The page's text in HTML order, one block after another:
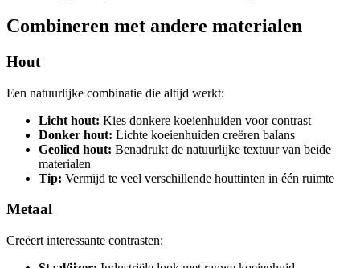
Combineren met andere materialen
Hout
Een natuurlijke combinatie die altijd werkt:
Licht hout: Kies donkere koeienhuiden voor contrast
Donker hout: Lichte koeienhuiden creëren balans
Geolied hout: Benadrukt de natuurlijke textuur van beide
materialen
Tip: Vermijd te veel verschillende houttinten in één ruimte
Metaal
Creëert interessante contrasten: